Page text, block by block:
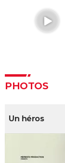
magique et
Decision to
Shutter Island
Le Silence
PHOTOS
Un héros